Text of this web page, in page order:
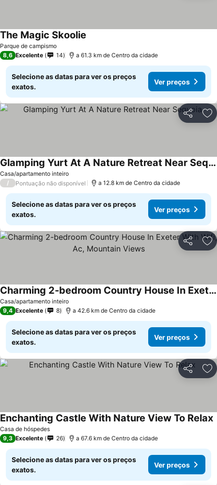
Parque de campismo
The Magic Skoolie
8,6 Excelente 14 a 61.3 km de Centro da cidade
Selecione as datas para ver os preços
exatos.
Ver preços
Partilhar
Casa/apartamento inteiro
Glamping Yurt At A Nature Retreat Near Sequoia
Ver preços
/ Pontuação não disponível a 12.8 km de Centro da cidade
Selecione as datas para ver os preços
exatos.
Ver preços
Partilhar
Casa/apartamento inteiro
Charming 2-bedroom Country House In Exeter With Wifi, Ac, Mountain Views
Ver preços
9,4 Excelente 8 a 42.6 km de Centro da cidade
Selecione as datas para ver os preços
exatos.
Ver preços
Partilhar
Casa de hóspedes
Enchanting Castle With Nature View To Relax
9,3 Excelente 26 a 67.6 km de Centro da cidade
Selecione as datas para ver os preços
exatos.
Ver preços